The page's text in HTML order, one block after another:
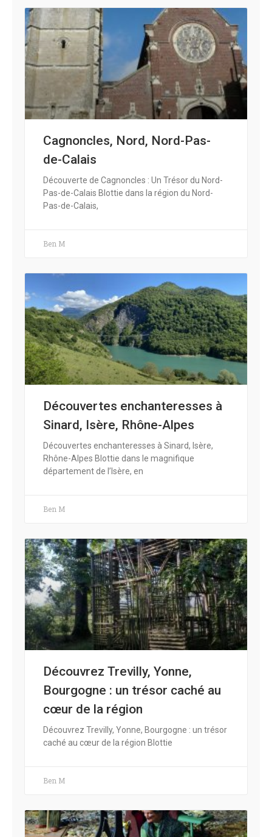
Cagnoncles, Nord, Nord-Pas-
de-Calais
Découverte de Cagnoncles : Un Trésor du Nord-
Pas-de-Calais Blottie dans la région du Nord-
Pas-de-Calais,
Ben M
Découvertes enchanteresses à
Sinard, Isère, Rhône-Alpes
Découvertes enchanteresses à Sinard, Isère,
Rhône-Alpes Blottie dans le magnifique
département de l’Isère, en
Ben M
Découvrez Trevilly, Yonne,
Bourgogne : un trésor caché au
cœur de la région
Découvrez Trevilly, Yonne, Bourgogne : un trésor
caché au cœur de la région Blottie
Ben M